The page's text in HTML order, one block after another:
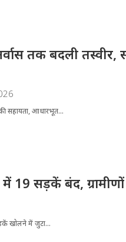
तक बदली तस्वीर,
की सहायता, आधारभूत...
19 सड़कें बंद,
खोलने में जुटा...